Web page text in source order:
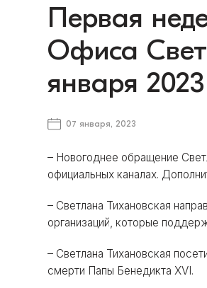
Первая
Офиса
января 2023
07 января, 2023
– Новогоднее обращение
официальных каналах.
– Светлана Тихановская
организаций, которые
– Светлана Тихановская
смерти Папы Бенедикта XVI.